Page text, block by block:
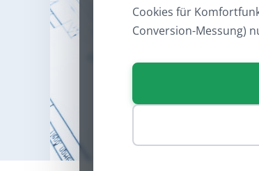
Cookies für
Conversion-Messung)